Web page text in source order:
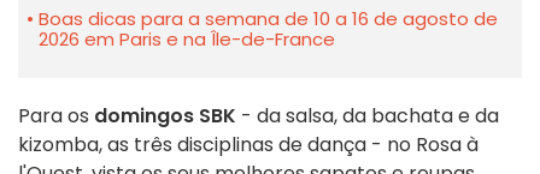
Boas dicas para a semana de 10 a 16 de agosto de
2026 em Paris e na Île-de-France
Para os domingos SBK - da salsa, da bachata e da
kizomba, as três disciplinas de dança - no Rosa à